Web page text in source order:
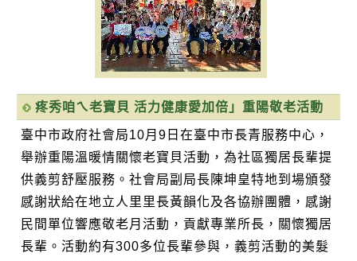
疼秀咱ㄟ老寶貝 活力健康愛加倍」重陽敬老活動
臺中市政府社會局10月9日在臺中市長青服務中心，
舉辦重陽溫暖情關懷老寶貝活動，為社區獨居長輩提
供義剪舒壓服務。社會局副局長陳坤皇特地到場頒發
感謝狀給在地立人里里長黃韻化及各協辦團體，感謝
民間單位響應敬老月活動，貢獻專業所長，關懷獨居
長輩。活動約有300多位長輩參與，義剪活動的美髮